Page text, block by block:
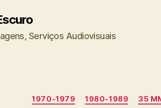
Serviços Audiovisuais
1970-1979 1980-1989 35